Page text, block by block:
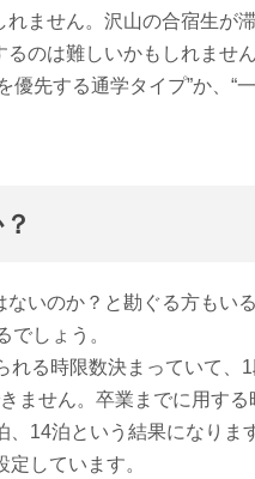
ません。沢山の合宿生が
のは難しいかもしれませ
優先する通学タイプ”か、“
ないのか？と勘ぐる方も
でしょう。
る時限数決まっていて、
ません。卒業までに用す
14泊という結果になりま
しています。